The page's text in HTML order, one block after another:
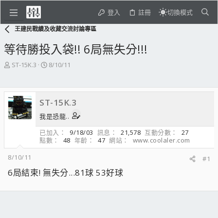
登入 註冊 切換模式
王建民戰績及收藏交流討論專區
等待勝投入袋!! 6局無失分!!!
主
起
人
ST-15K.3
開
期
8/10/11
ST-15K.3
我是恐龍..
已加入
9/18/03 訊息 21,578 互動分數
27
點數
48 年齡 47 網站
www.coolaler.com
8/10/11
#1
‎6局結束! 無失分...81球 53好球